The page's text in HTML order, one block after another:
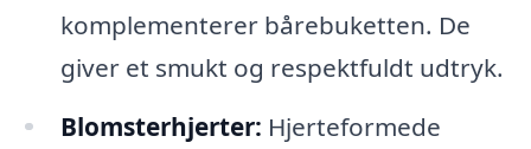
komplementerer bårebuketten. De
giver et smukt og respektfuldt udtryk.
Blomsterhjerter: Hjerteformede